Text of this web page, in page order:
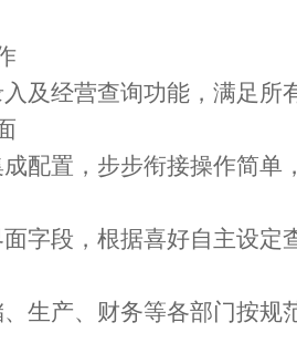
及经营查询功能，满足所
配置，步步衔接操作简单
字段，根据喜好自主设定
生产、财务等各部门按